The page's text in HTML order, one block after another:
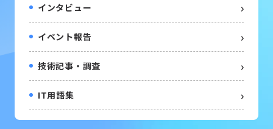
インタビュー
イベント報告
技術記事・調査
IT用語集